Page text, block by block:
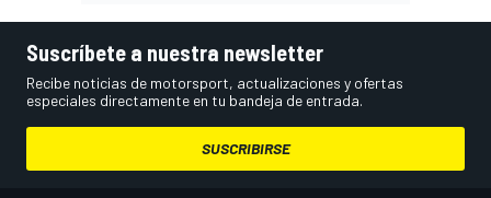
Suscríbete a nuestra newsletter
Recibe noticias de motorsport, actualizaciones y ofertas
especiales directamente en tu bandeja de entrada.
SUSCRIBIRSE